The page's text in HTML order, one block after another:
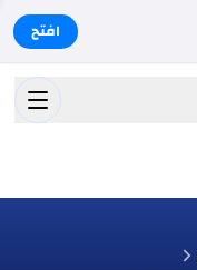
افتح